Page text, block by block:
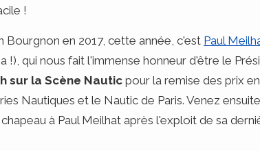
!
Bourgnon en 2017, cette année, c'est Paul
!), qui nous fait l'immense honneur d'être le
sur la Scène Nautic pour la remise des prix
Nautiques et le Nautic de Paris. Venez
à Paul Meilhat après l'exploit de sa